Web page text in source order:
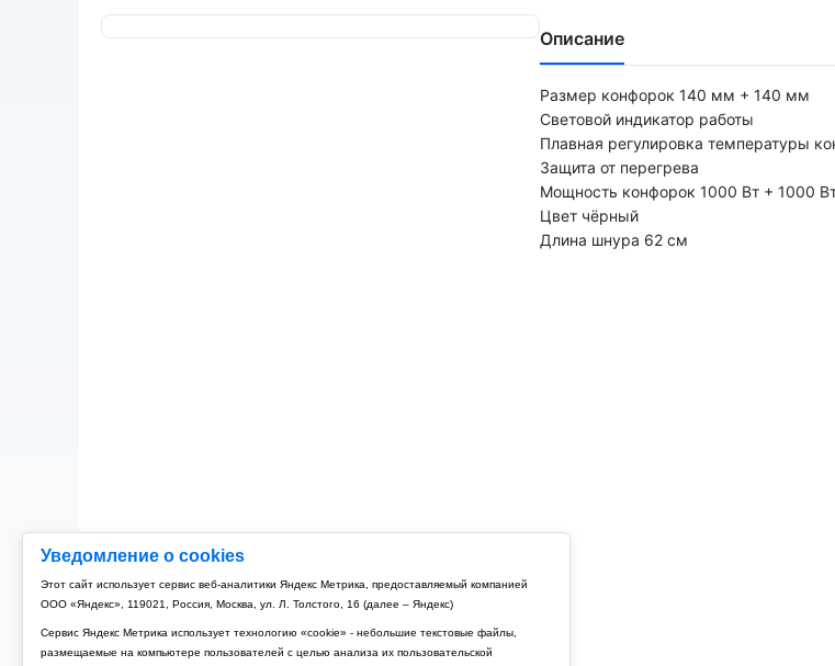
Уведомление о cookies
Этот сайт использует сервис веб-аналитики Яндекс Метрика, предоставляемый компанией
ООО «Яндекс», 119021, Россия, Москва, ул. Л. Толстого, 16 (далее – Яндекс)
Сервис Яндекс Метрика использует технологию «cookie» - небольшие текстовые файлы,
размещаемые на компьютере пользователей с целью анализа их пользовательской
Описание
Размер конфорок 140 мм + 140 мм
Световой индикатор работы
Плавная регулировка температуры
Защита от перегрева
Мощность конфорок 1000 Вт + 1000
Цвет чёрный
Длина шнура 62 см